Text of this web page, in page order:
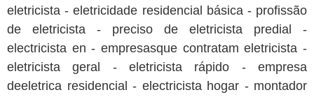
eletricista - eletricidade residencial básica - profissão
de eletricista - preciso de eletricista predial -
electricista en - empresasque contratam eletricista -
eletricista geral - eletricista rápido - empresa
deeletrica residencial - electricista hogar - montador